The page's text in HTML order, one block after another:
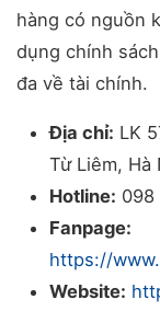
hàng có nguồn
dụng chính
đa về tài chính.
Địa chỉ: LK
Từ Liêm, Hà
Hotline: 098
Fanpage:
https://
Website: